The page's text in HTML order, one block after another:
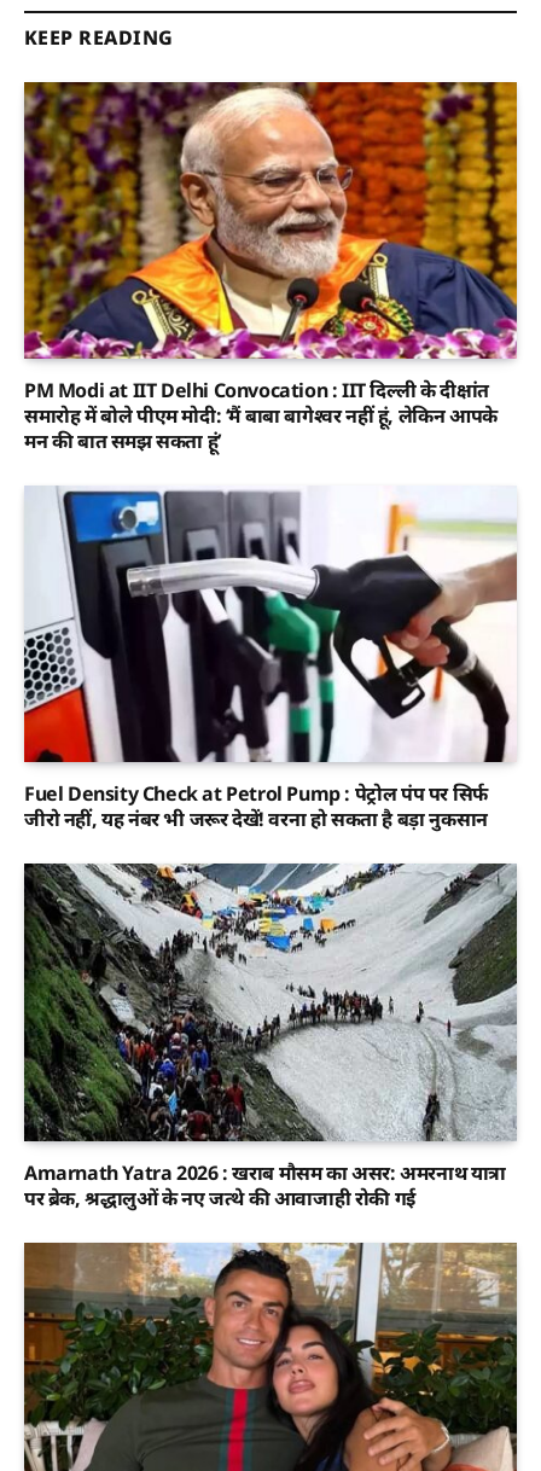
KEEP READING
PM Modi at IIT Delhi Convocation : IIT दिल्ली के दीक्षांत
समारोह में बोले पीएम मोदी: ‘मैं बाबा बागेश्वर नहीं हूं, लेकिन आपके
मन की बात समझ सकता हूं’
Fuel Density Check at Petrol Pump : पेट्रोल पंप पर सिर्फ
जीरो नहीं, यह नंबर भी जरूर देखें! वरना हो सकता है बड़ा नुकसान
Amarnath Yatra 2026 : खराब मौसम का असर: अमरनाथ यात्रा
पर ब्रेक, श्रद्धालुओं के नए जत्थे की आवाजाही रोकी गई